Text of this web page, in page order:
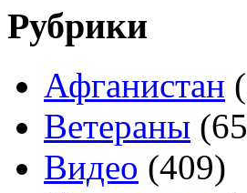
Рубрики
Афганистан
Ветераны
Видео (409)